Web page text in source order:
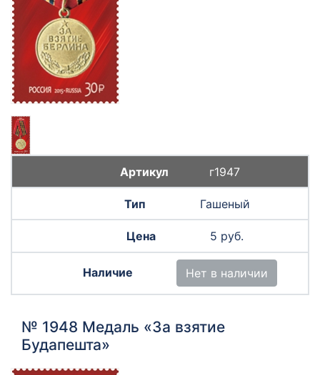
г1947
Гашеный
5 руб.
Нет в наличии
№ 1948 Медаль «За взятие
Будапешта»